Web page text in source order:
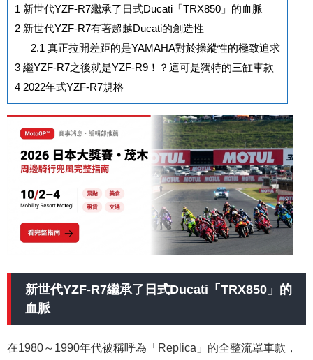
1 新世代YZF-R7繼承了日式Ducati「TRX850」的血脈
2 新世代YZF-R7有著超越Ducati的創造性
2.1 真正拉開差距的是YAMAHA對於操縱性的極致追求
3 繼YZF-R7之後就是YZF-R9！？這可是獨特的三缸車款
4 2022年式YZF-R7規格
新世代YZF-R7繼承了日式Ducati「TRX850」的
血脈
在1980～1990年代被稱呼為「Replica」的全整流罩車款，